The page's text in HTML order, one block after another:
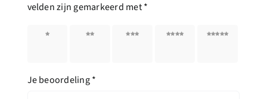
velden zijn gemarkeerd met*
1 van 2 van 3 van 4 van 5 van
Je beoordeling*